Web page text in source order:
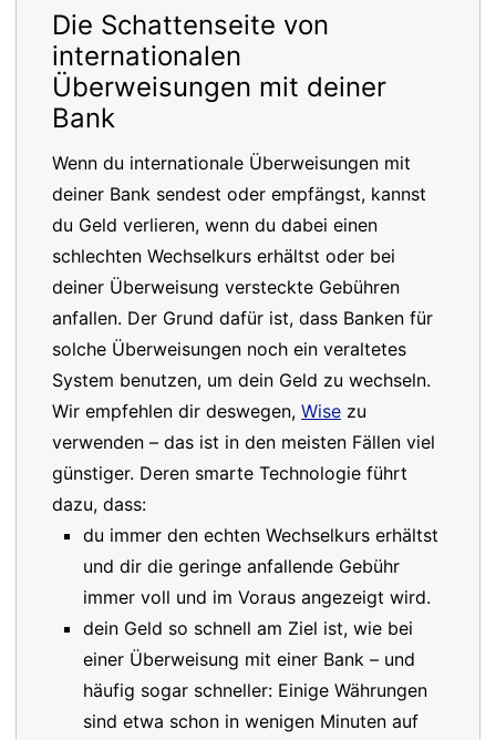
Die Schattenseite von
internationalen
Überweisungen mit deiner
Bank
Wenn du internationale Überweisungen mit
deiner Bank sendest oder empfängst, kannst
du Geld verlieren, wenn du dabei einen
schlechten Wechselkurs erhältst oder bei
deiner Überweisung versteckte Gebühren
anfallen. Der Grund dafür ist, dass Banken für
solche Überweisungen noch ein veraltetes
System benutzen, um dein Geld zu wechseln.
Wir empfehlen dir deswegen, Wise zu
verwenden – das ist in den meisten Fällen viel
günstiger. Deren smarte Technologie führt
dazu, dass:
du immer den echten Wechselkurs erhältst
und dir die geringe anfallende Gebühr
immer voll und im Voraus angezeigt wird.
dein Geld so schnell am Ziel ist, wie bei
einer Überweisung mit einer Bank – und
häufig sogar schneller: Einige Währungen
sind etwa schon in wenigen Minuten auf